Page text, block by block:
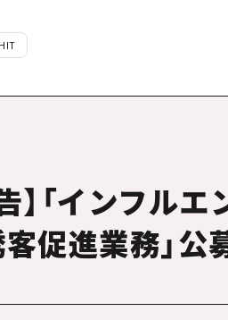
HIT
】「インフル
促進業務」